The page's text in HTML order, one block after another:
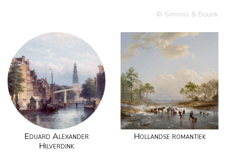
© Simonis & Buunk
Eduard Alexander
Hilverdink
Hollandse romantiek